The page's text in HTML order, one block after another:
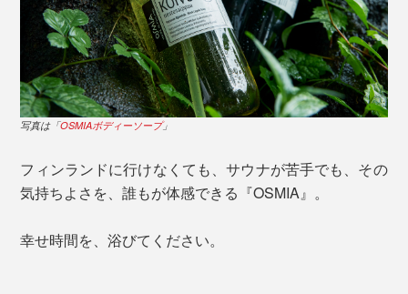
写真は「OSMIAボディーソープ」
フィンランドに行けなくても、サウナが苦手でも、その
気持ちよさを、誰もが体感できる『OSMIA』。
幸せ時間を、浴びてください。